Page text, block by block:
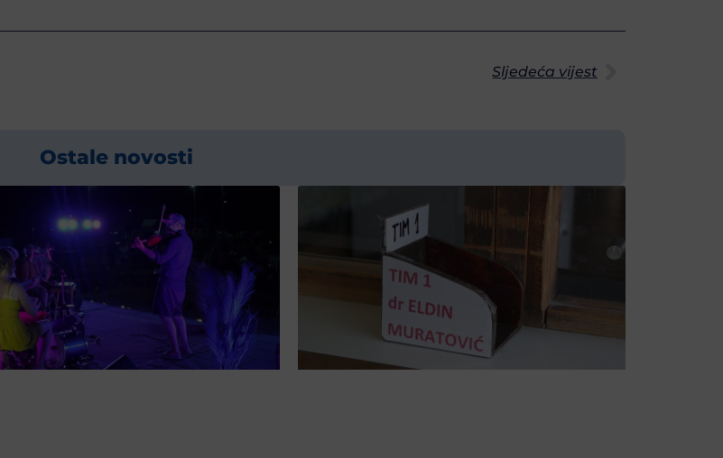
Sljedeća vijest
Ostale novosti